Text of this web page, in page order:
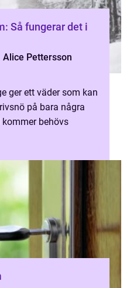
Så fungerar det i
Alice Pettersson
ger ett väder som kan
på bara några
behövs